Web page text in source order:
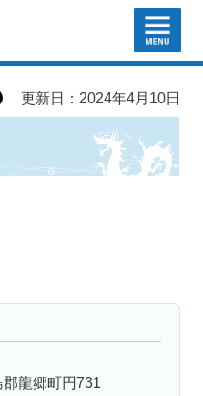
MENU
更新日：2024年4月10日
龍郷町円731